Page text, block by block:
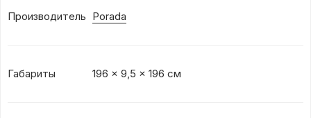
Производитель Porada
Габариты 196 x 9,5 x 196 см